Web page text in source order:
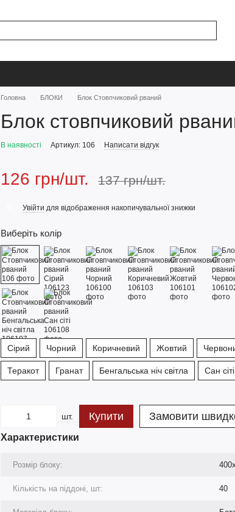
Головна БЛОКИ Блок Стовпчиковий рваний
Блок стовпчиковий
В наявності Артикул: 106 Написати відгук
126 грн/шт. 137 грн/шт.
Увійти для відображення накопичувальної знижки
Виберіть колір
Сірий Чорний Коричневий Жовтий
Теракот Гранат Бенгальська ніч світла Сан сіті
шт. Купити Замовити
Характеристики
Розмір блоку:
Кількість на піддоні, шт: 40